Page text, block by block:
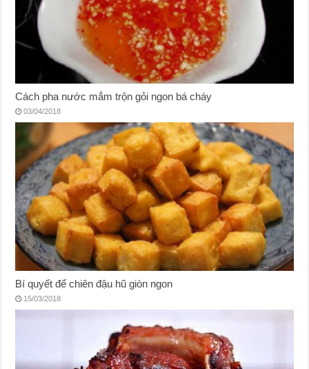
Cách pha nước mắm trộn gỏi ngon bá cháy
03/04/2018
Bí quyết để chiên đậu hũ giòn ngon
15/03/2018